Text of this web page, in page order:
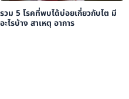
รวม 5 โรคที่พบได้บ่อยเกี่ยวกับไต มี
อะไรบ้าง สาเหตุ อาการ